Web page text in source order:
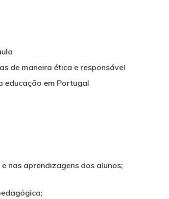
de maneira ética e responsável
educação em Portugal
nas aprendizagens dos alunos;